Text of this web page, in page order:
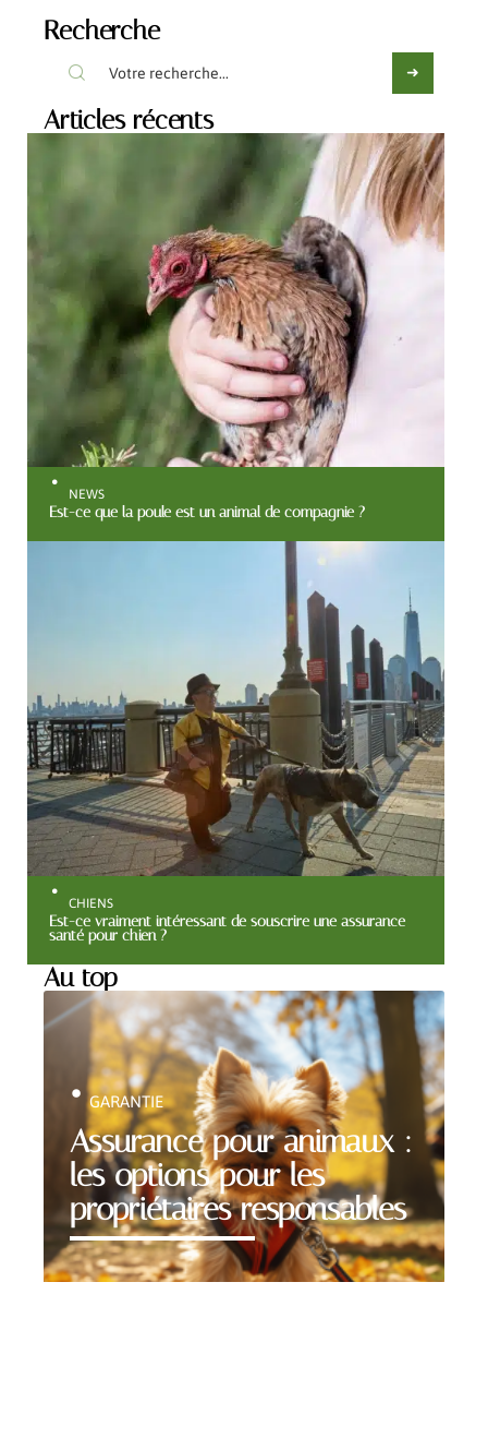
Recherche
Articles récents
NEWS
Est-ce que la poule est un animal de compagnie ?
CHIENS
Est-ce vraiment intéressant de souscrire une assurance
santé pour chien ?
Au top
Assurance pour animaux :
les options pour les
propriétaires responsables
GARANTIE